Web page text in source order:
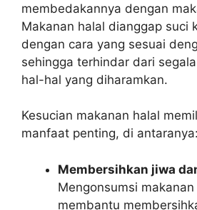
membedakannya dengan
Makanan halal dianggap suci
dengan cara yang sesuai
sehingga terhindar dari
hal-hal yang diharamkan.
Kesucian makanan halal
manfaat penting, di antaranya:
Membersihkan jiwa
Mengonsumsi
membantu